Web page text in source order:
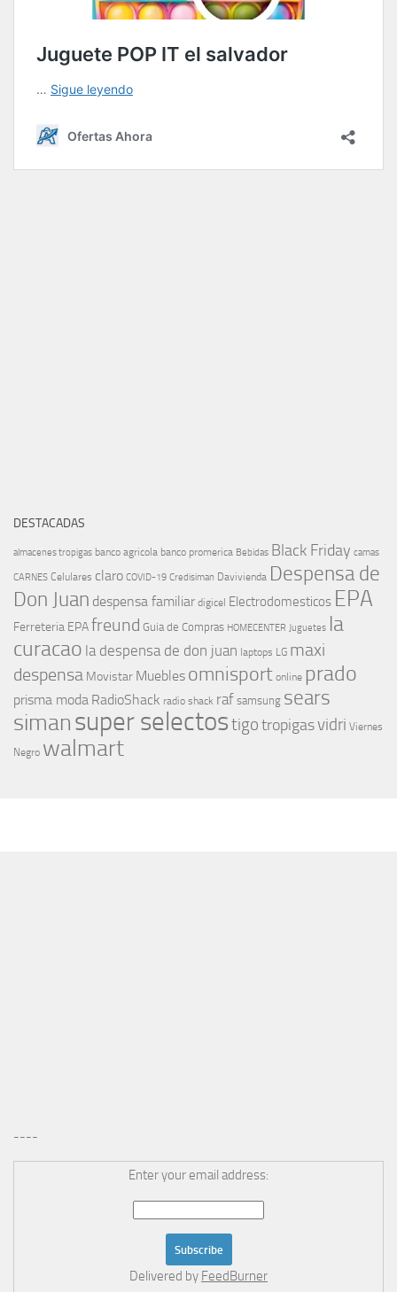
DESTACADAS
almacenes tropigas banco agricola banco promerica Bebidas Black Friday camas
CARNES Celulares claro COVID-19 Credisiman Davivienda Despensa de
Don Juan despensa familiar digicel Electrodomesticos EPA
Ferreteria EPAfreund Guia de Compras HOMECENTER Juguetes la
curacao la despensa de don juan laptops LG maxi
despensa Movistar Muebles omnisport online prado
prisma moda RadioShack radio shack raf samsung sears
simansuper selectostigotropigasvidri Viernes
Negro walmart
----
Enter your email address:
Delivered by FeedBurner